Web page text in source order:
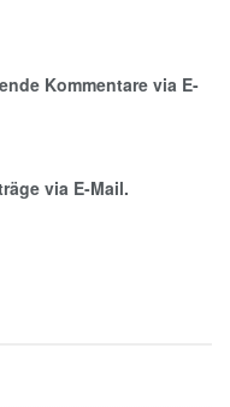
Kommentare via E-
via E-Mail.